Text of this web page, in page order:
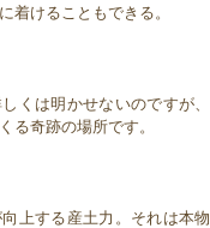
着けることもできる。
くは明かせないのですが、
る奇跡の場所です。
上する産土力。それは本物